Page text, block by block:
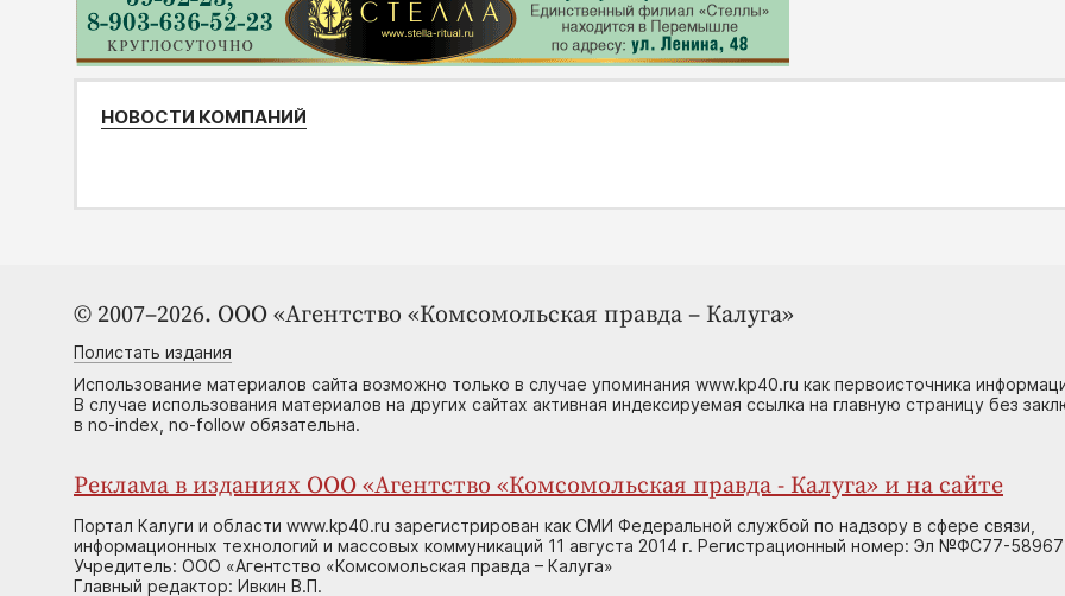
НОВОСТИ КОМПАНИЙ
© 2007–2026. ООО «Агентство «Комсомольская правда – Калуга»
Полистать издания
Использование материалов сайта возможно только в случае упоминания www.kp40.ru как первоисточника
В случае использования материалов на других сайтах активная индексируемая ссылка на главную страницу без
в no-index, no-follow обязательна.
Реклама в изданиях ООО «Агентство «Комсомольская правда - Калуга» и на сайте
Портал Калуги и области www.kp40.ru зарегистрирован как СМИ Федеральной службой по надзору в сфере связи,
информационных технологий и массовых коммуникаций 11 августа 2014 г. Регистрационный номер: Эл №ФС77-58967
Учредитель: ООО «Агентство «Комсомольская правда – Калуга»
Главный редактор: Ивкин В.П.